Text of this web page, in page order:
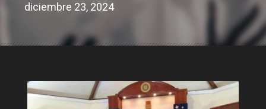
diciembre 23, 2024